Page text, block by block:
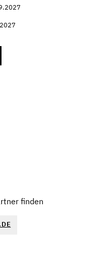
finden